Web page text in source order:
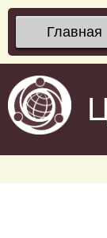
Главная